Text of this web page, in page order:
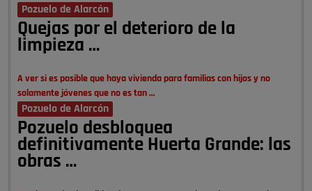
Pozuelo de Alarcón
Quejas por el deterioro de la
limpieza …
A ver si es posible que haya vivienda para familias con hijos y no
solamente jóvenes que no es tan …
Pozuelo de Alarcón
Pozuelo desbloquea
definitivamente Huerta Grande: las
obras …